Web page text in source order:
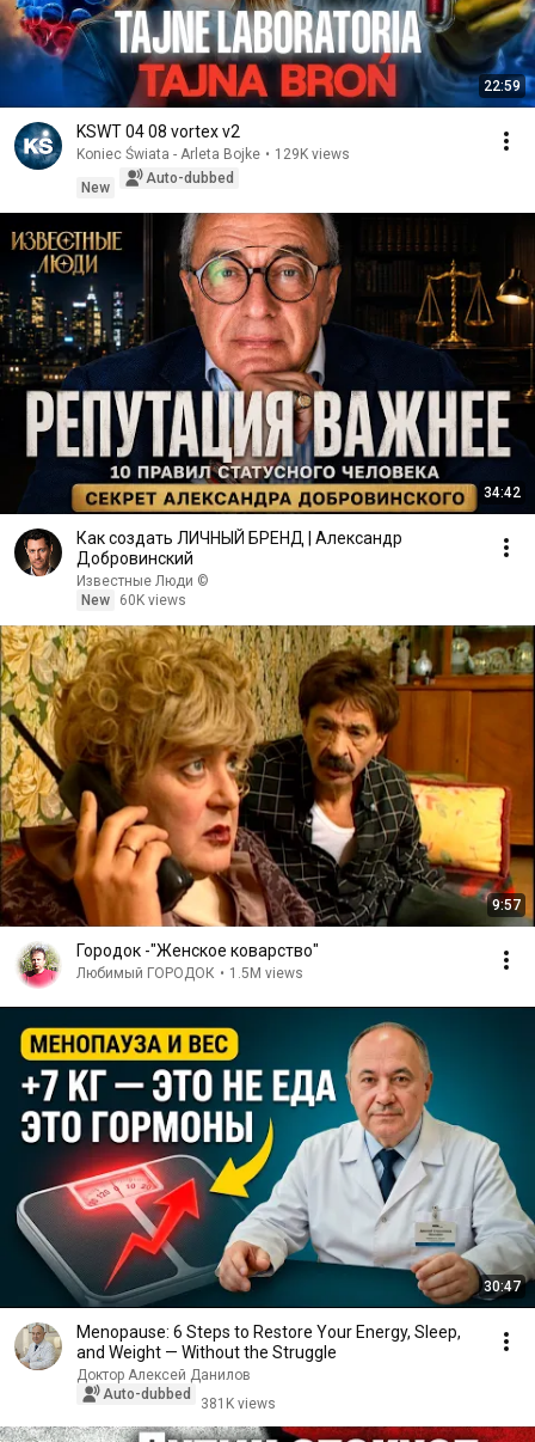
22:59
KSWT 04 08 vortex v2
Koniec Świata - Arleta Bojke • 129K views
New
Auto-dubbed
34:42
Как создать ЛИЧНЫЙ БРЕНД | Александр
Добровинский
Известные Люди ©
New
60K views
9:57
Городок -"Женское коварство"
Любимый ГОРОДОК • 1.5M views
30:47
Menopause: 6 Steps to Restore Your Energy, Sleep,
and Weight — Without the Struggle
Доктор Алексей Данилов
Auto-dubbed
381K views